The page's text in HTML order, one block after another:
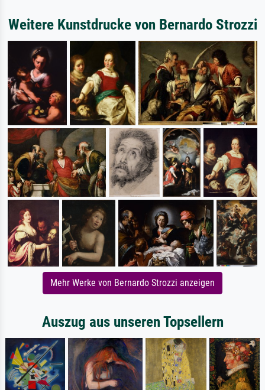
Weitere Kunstdrucke von Bernardo Strozzi
Mehr Werke von Bernardo Strozzi anzeigen
Auszug aus unseren Topsellern